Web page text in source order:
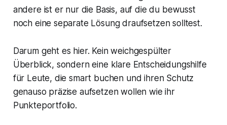
andere ist er nur die Basis, auf die du bewusst
noch eine separate Lösung draufsetzen solltest.
Darum geht es hier. Kein weichgespülter
Überblick, sondern eine klare Entscheidungshilfe
für Leute, die smart buchen und ihren Schutz
genauso präzise aufsetzen wollen wie ihr
Punkteportfolio.